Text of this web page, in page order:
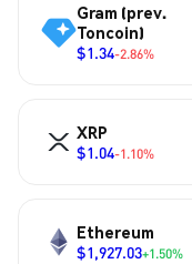
Gram (prev.
Toncoin)
$1.34-2.86%
XRP
$1.04-1.10%
Ethereum
$1,927.03+1.50%